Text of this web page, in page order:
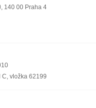
140 00 Praha 4
vložka 62199